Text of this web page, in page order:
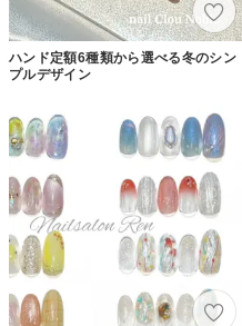
ハンド定額6種類から選べる冬のシン
プルデザイン